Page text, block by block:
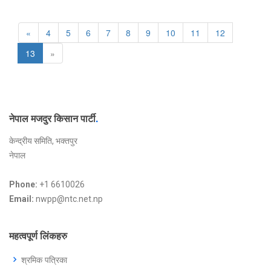
« 4 5 6 7 8 9 10 11
12
13
»
नेपाल मजदुर किसान पार्टी.
केन्द्रीय समिति, भक्तपुर
नेपाल
Phone: +1 6610026
Email: nwpp@ntc.net.np
महत्वपूर्ण लिंकहरु
श्रमिक पत्रिका